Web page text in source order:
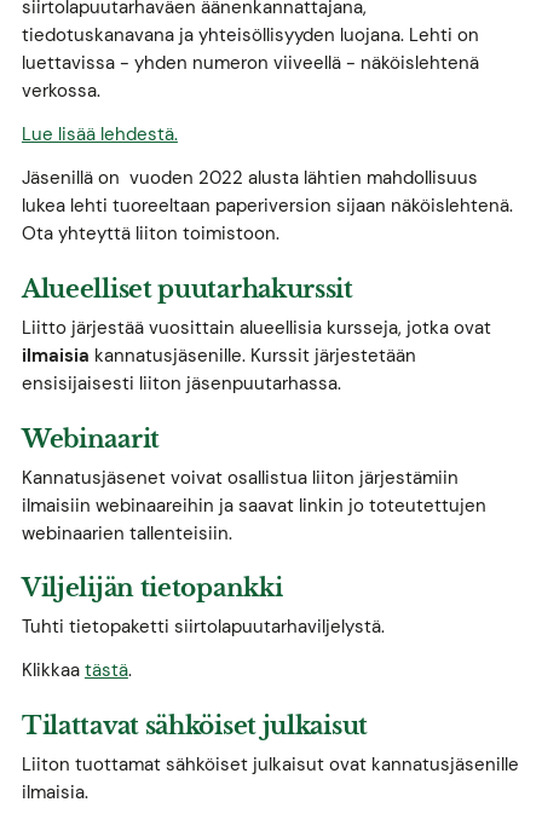
siirtolapuutarhaväen äänenkannattajana,
tiedotuskanavana ja yhteisöllisyyden luojana. Lehti on
luettavissa - yhden numeron viiveellä - näköislehtenä
verkossa.
Lue lisää lehdestä.
Jäsenillä on vuoden 2022 alusta lähtien mahdollisuus
lukea lehti tuoreeltaan paperiversion sijaan näköislehtenä.
Ota yhteyttä liiton toimistoon.
Alueelliset puutarhakurssit
Liitto järjestää vuosittain alueellisia kursseja, jotka ovat
ilmaisia kannatusjäsenille. Kurssit järjestetään
ensisijaisesti liiton jäsenpuutarhassa.
Webinaarit
Kannatusjäsenet voivat osallistua liiton järjestämiin
ilmaisiin webinaareihin ja saavat linkin jo toteutettujen
webinaarien tallenteisiin.
Viljelijän tietopankki
Tuhti tietopaketti siirtolapuutarhaviljelystä.
Klikkaa tästä.
Tilattavat sähköiset julkaisut
Liiton tuottamat sähköiset julkaisut ovat kannatusjäsenille
ilmaisia.